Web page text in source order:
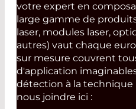
votre expert en
large gamme de
laser, modules laser,
autres) vaut chaque
sur mesure couvrent
d'application
détection à la technique
nous joindre ici :